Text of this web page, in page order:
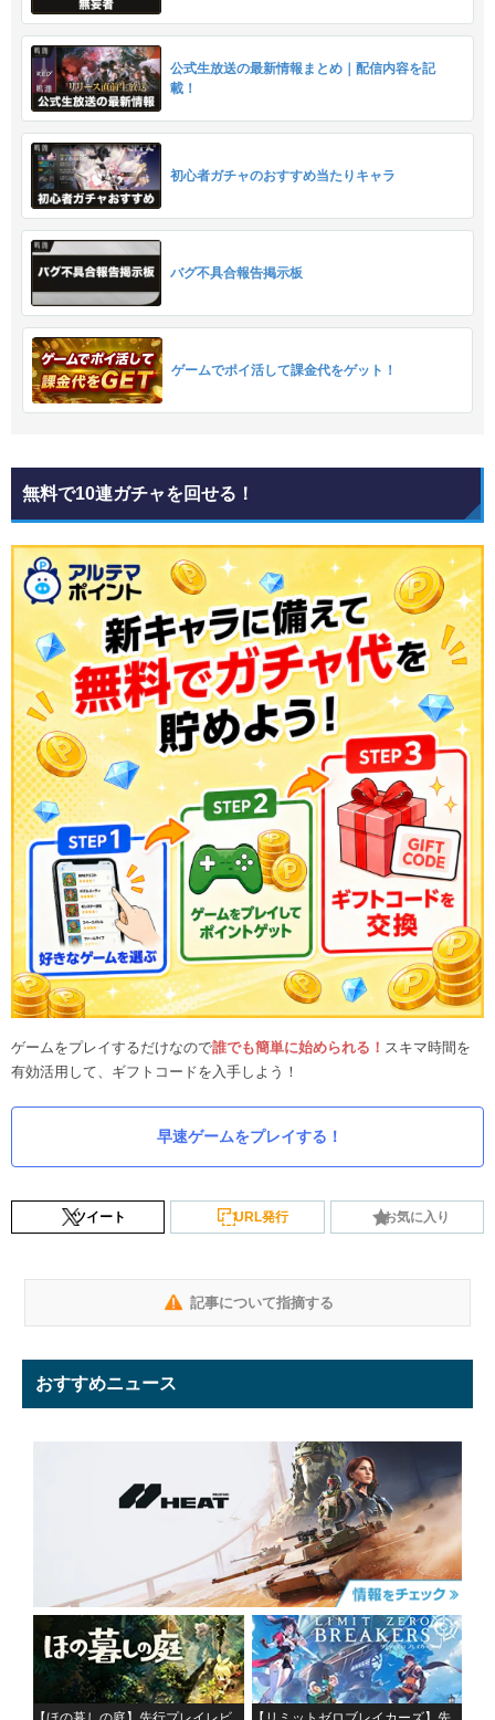
公式生放送の最新情報まとめ｜配信内容を記
載！
初心者ガチャのおすすめ当たりキャラ
バグ不具合報告掲示板
ゲームでポイ活して課金代をゲット！
無料で10連ガチャを回せる！
ゲームをプレイするだけなので誰でも簡単に始められる！ スキマ時間を
有効活用して、ギフトコードを入手しよう！
早速ゲームをプレイする！
ツイート URL発行 お気に入り
記事について指摘する
おすすめニュース